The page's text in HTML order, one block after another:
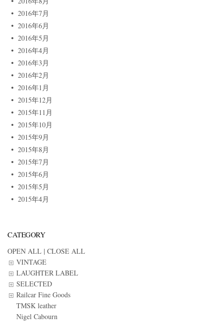
2016年7月
2016年6月
2016年5月
2016年4月
2016年3月
2016年2月
2016年1月
2015年12月
2015年11月
2015年10月
2015年9月
2015年8月
2015年7月
2015年6月
2015年5月
2015年4月
CATEGORY
OPEN ALL | CLOSE ALL
VINTAGE
LAUGHTER LABEL
SELECTED
Railcar Fine Goods
TMSK leather
Nigel Cabourn